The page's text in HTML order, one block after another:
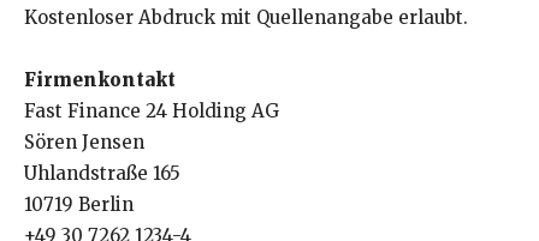
Kostenloser Abdruck mit Quellenangabe erlaubt.
Firmenkontakt
Fast Finance 24 Holding AG
Sören Jensen
Uhlandstraße 165
10719 Berlin
+49 30 7262 1234-4